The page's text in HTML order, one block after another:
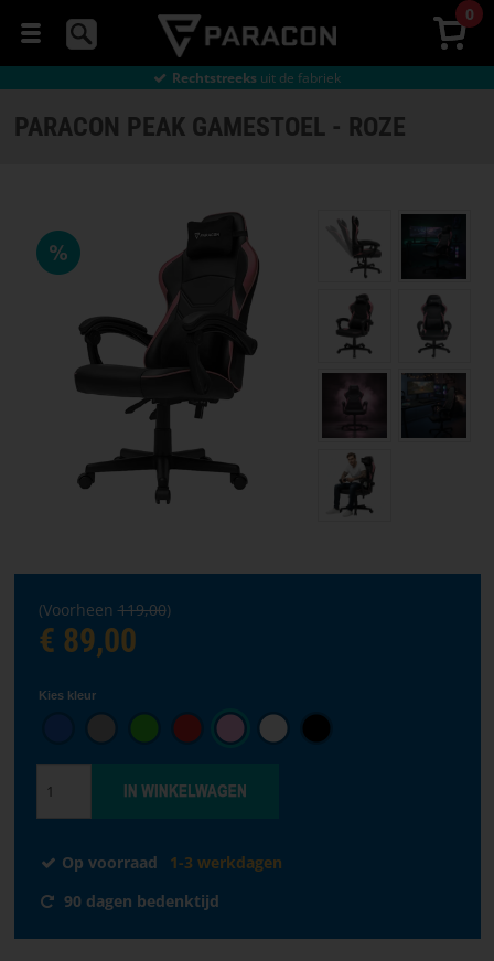
0
MUIZEN
GAMESTOELEN
STREAMING
SOFTWARE
VERKOOPPUNTEN
ALGEMENE
VOORWAARDEN
CONTACTEER
ONS
PARACON
Gratis
90 dagenbedenktijd
Gratis
Rechtstreeks uit de fabriek
PARACON PEAK GAMESTOEL - ROZE
(Voorheen119,00)
€ 89,00
Kies kleur
Op voorraad
1-3 werkdagen
90 dagen bedenktijd